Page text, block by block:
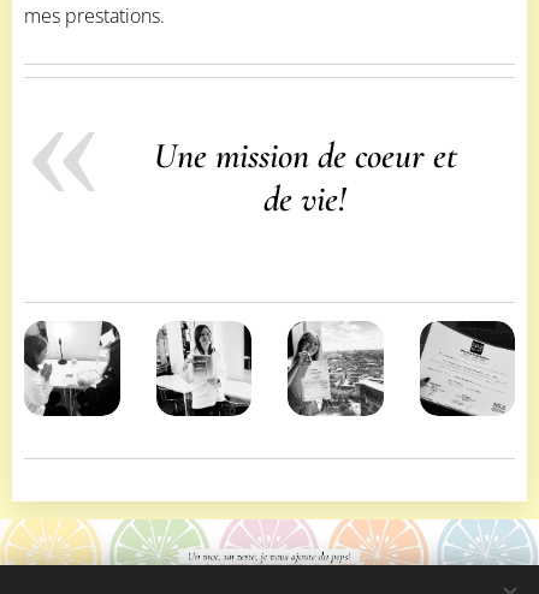
mes prestations.
Une mission de coeur et
de vie!